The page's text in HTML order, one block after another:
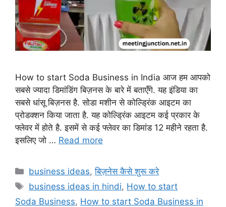
How to start Soda Business in India आज हम आपको
सबसे ज्यादा डिमांडिंग बिज़नस के बारे में बताएँगे. यह इंडिया का
सबसे धांसू बिज़नस है. सोडा मशीन से कोल्ड्रिंक आइटम का
प्रोडक्शन किया जाता है. यह कोल्ड्रिंक आइटम कई प्रकार के
फ्लेवर में होते है. इसमें से कई फ्लेवर का डिमांड 12 महीने रहता है.
इसलिए जो … Read more
Categories
business ideas,बिज़नेस कैसे शुरू करे
Tags
business ideas in hindi, How to start
Soda Business, How to start Soda Business in